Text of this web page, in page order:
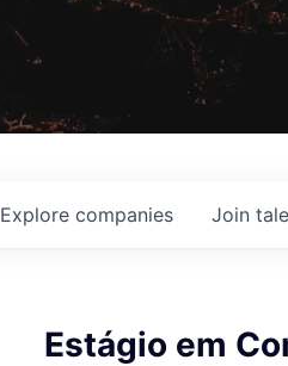
Explore companies Join
Estágio em